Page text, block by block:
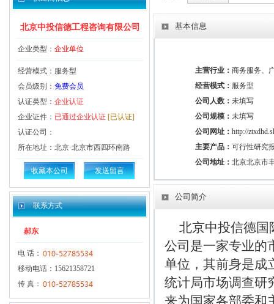
北京中投信德工程咨询有限公司
企业类型： 企业单位
经营模式：服务型
会员级别： 免费会员
认证类型： 企业认证
企业证件： 已通过企业认证 [已认证]
认证公司：
所在地址：北京·北京市西四环南路
收藏本公司 发送留言
联系方式
郝东
电 话：
移动电话：15621358721
传 真：
基本信息
主营行业： 商务服务、
经营模式： 服务型
公司人数： 未填写
公司规模： 未填写
公司网址： http://
主要产品： 可行性研究
公司地址： 北京北京市
公司简介
北京中投信德国
公司是一家专业的
单位，其前身是成
统计局市场调查研
来为国家各部委和